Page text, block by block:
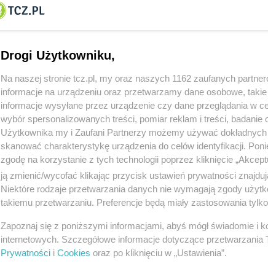
Drogi Użytkowniku,
Na naszej stronie tcz.pl, my oraz naszych 1162 zaufanych
informacje na urządzeniu oraz przetwarzamy dane osobowe,
informacje wysyłane przez urządzenie czy dane przeglądania w
wybór spersonalizowanych treści, pomiar reklam i treści, badanie
Użytkownika my i Zaufani Partnerzy możemy używać
skanować charakterystykę urządzenia do celów identyfikacji.
zgodę na korzystanie z tych technologii poprzez kliknięcie
ją zmienić/wycofać klikając przycisk ustawień prywatności
Niektóre rodzaje przetwarzania danych nie wymagają zgody
takiemu przetwarzaniu. Preferencje będą miały zastosowania
Zapoznaj się z poniższymi informacjami, abyś mógł świadomie i
internetowych. Szczegółowe informacje dotyczące
Prywatności i Cookies oraz po kliknięciu w „Ustawienia”.